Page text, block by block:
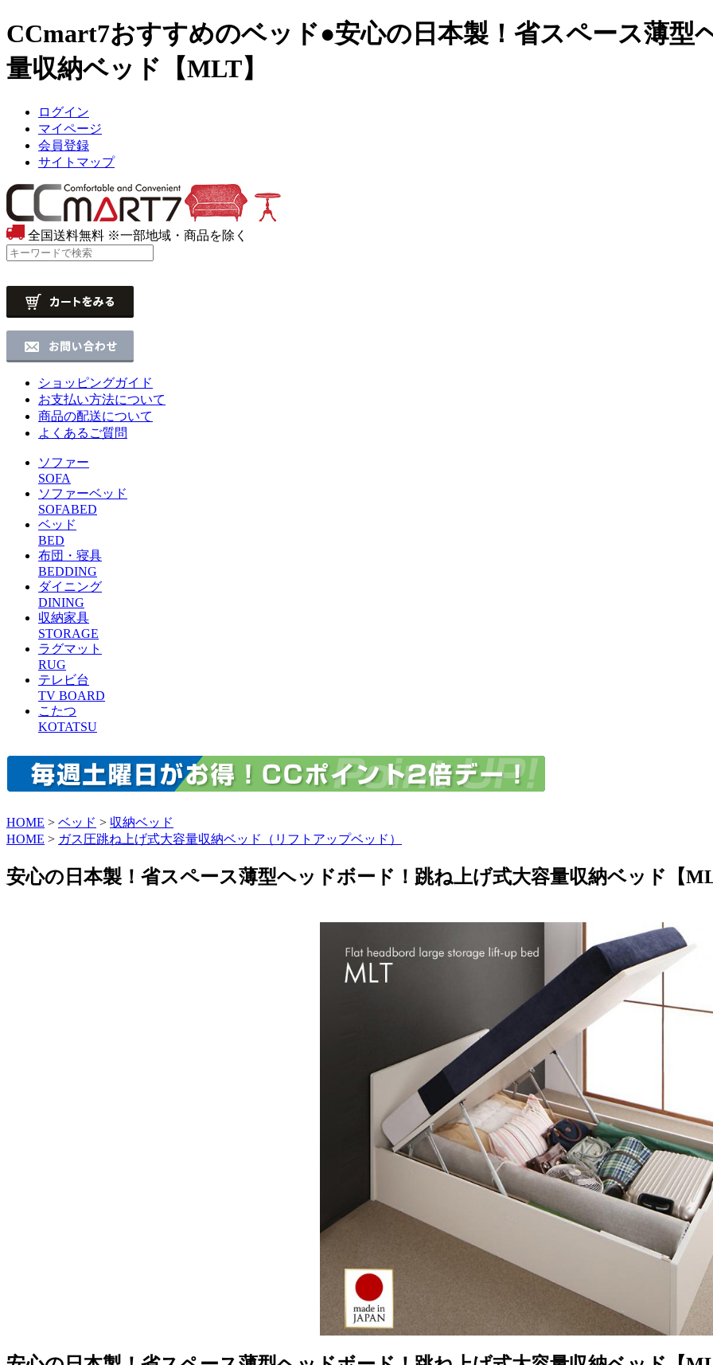
CCmart7おすすめのベッド●安心の日本製！省スペース薄型
量収納ベッド【MLT】
ログイン
マイページ
会員登録
サイトマップ
全国送料無料 ※一部地域・商品を除く
ショッピングガイド
お支払い方法について
商品の配送について
よくあるご質問
ソファー
SOFA
ソファーベッド
SOFABED
ベッド
BED
布団・寝具
BEDDING
ダイニング
DINING
収納家具
STORAGE
ラグマット
RUG
テレビ台
TV BOARD
こたつ
KOTATSU
HOME > ベッド > 収納ベッド
HOME > ガス圧跳ね上げ式大容量収納ベッド（リフトアップベッド）
安心の日本製！省スペース薄型ヘッドボード！跳ね上げ式大容量収納ベッド【